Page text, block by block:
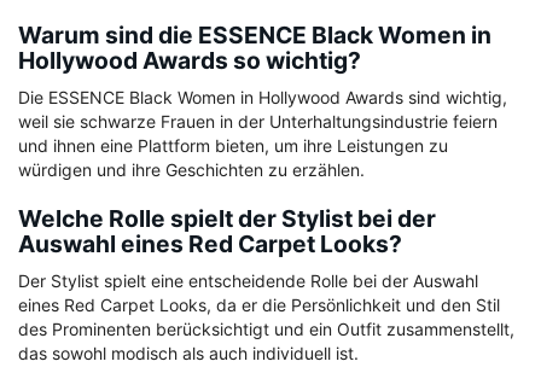
Warum sind die ESSENCE Black Women in
Hollywood Awards so wichtig?
Die ESSENCE Black Women in Hollywood Awards sind wichtig,
weil sie schwarze Frauen in der Unterhaltungsindustrie feiern
und ihnen eine Plattform bieten, um ihre Leistungen zu
würdigen und ihre Geschichten zu erzählen.
Welche Rolle spielt der Stylist bei der
Auswahl eines Red Carpet Looks?
Der Stylist spielt eine entscheidende Rolle bei der Auswahl
eines Red Carpet Looks, da er die Persönlichkeit und den Stil
des Prominenten berücksichtigt und ein Outfit zusammenstellt,
das sowohl modisch als auch individuell ist.